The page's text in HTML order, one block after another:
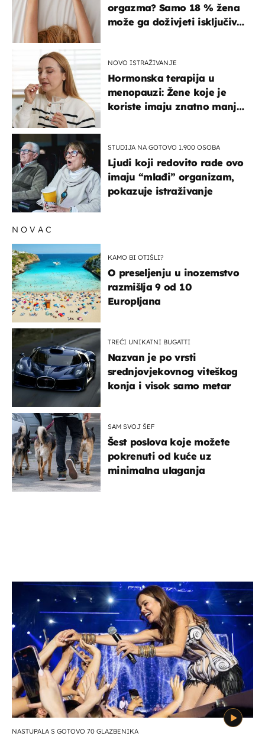
orgazma? Samo 18 % žena
može ga doživjeti isključivo
NOVO ISTRAŽIVANJE
Hormonska terapija u
menopauzi: Žene koje je
koriste imaju znatno manji
STUDIJA NA GOTOVO 1.900 OSOBA
Ljudi koji redovito rade ovo
imaju “mlađi” organizam,
pokazuje istraživanje
NOVAC
KAMO BI OTIŠLI?
O preseljenju u inozemstvo
razmišlja 9 od 10
Europljana
TREĆI UNIKATNI BUGATTI
Nazvan je po vrsti
srednjovjekovnog viteškog
konja i visok samo metar
SAM SVOJ ŠEF
Šest poslova koje možete
pokrenuti od kuće uz
minimalna ulaganja
NASTUPALA S GOTOVO 70 GLAZBENIKA